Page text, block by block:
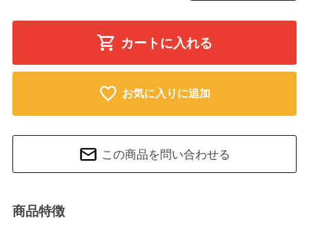
カートに入れる
お気に入りに追加
この商品を問い合わせる
商品特徴